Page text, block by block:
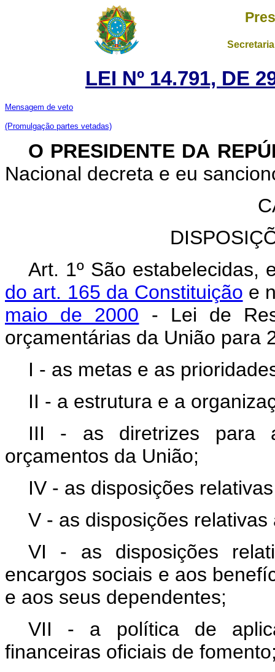
LEI Nº 14.791, DE
Mensagem de veto
(Promulgação partes vetadas)
O PRESIDENTE DA
Nacional decreta e eu
Art. 1º São
do art. 165 da Constituição e
maio de 2000 - Lei de
orçamentárias da União para
I - as metas e as
II - a estrutura e a
III - as diretrizes para
orçamentos da União;
IV - as disposições
V - as disposições
VI - as disposições
encargos sociais e aos
e aos seus dependentes;
VII - a política de
financeiras oficiais de